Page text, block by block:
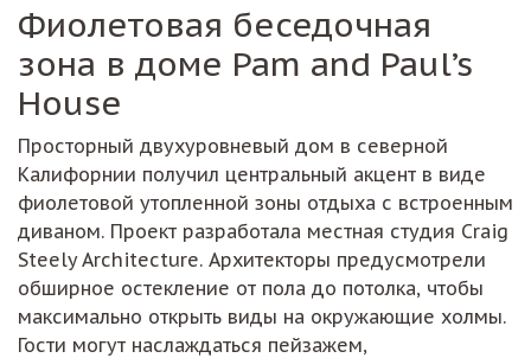
Фиолетовая беседочная
зона в доме Pam and Paul’s
House
Просторный двухуровневый дом в северной
Калифорнии получил центральный акцент в виде
фиолетовой утопленной зоны отдыха с встроенным
диваном. Проект разработала местная студия Craig
Steely Architecture. Архитекторы предусмотрели
обширное остекление от пола до потолка, чтобы
максимально открыть виды на окружающие холмы.
Гости могут наслаждаться пейзажем,